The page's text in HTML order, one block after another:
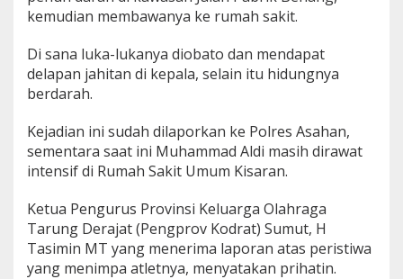
e
a
s
kemudian membawanya ke rumah sakit.
Di sana luka-lukanya diobato dan mendapat
delapan jahitan di kepala, selain itu hidungnya
berdarah.
Kejadian ini sudah dilaporkan ke Polres Asahan,
sementara saat ini Muhammad Aldi masih dirawat
intensif di Rumah Sakit Umum Kisaran.
Ketua Pengurus Provinsi Keluarga Olahraga
Tarung Derajat (Pengprov Kodrat) Sumut, H
Tasimin MT yang menerima laporan atas peristiwa
yang menimpa atletnya, menyatakan prihatin.